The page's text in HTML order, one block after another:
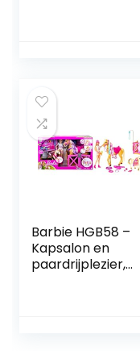
Barbie HGB58 –
Kapsalon en
paardrijplezier,